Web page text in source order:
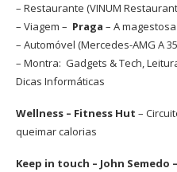
– Restaurante (VINUM
– Viagem – Praga – A
– Automóvel (Mercedes-AMG A
– Montra: Gadgets & Tech,
Dicas Informáticas
Wellness – Fitness Hut –
queimar calorias
Keep in touch – John Semedo –